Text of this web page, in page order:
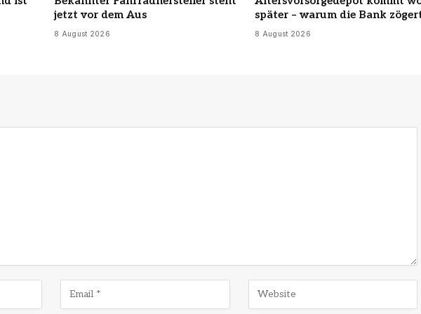
jetzt vor dem Aus
8 August 2026
später – warum die Bank
8 August 2026